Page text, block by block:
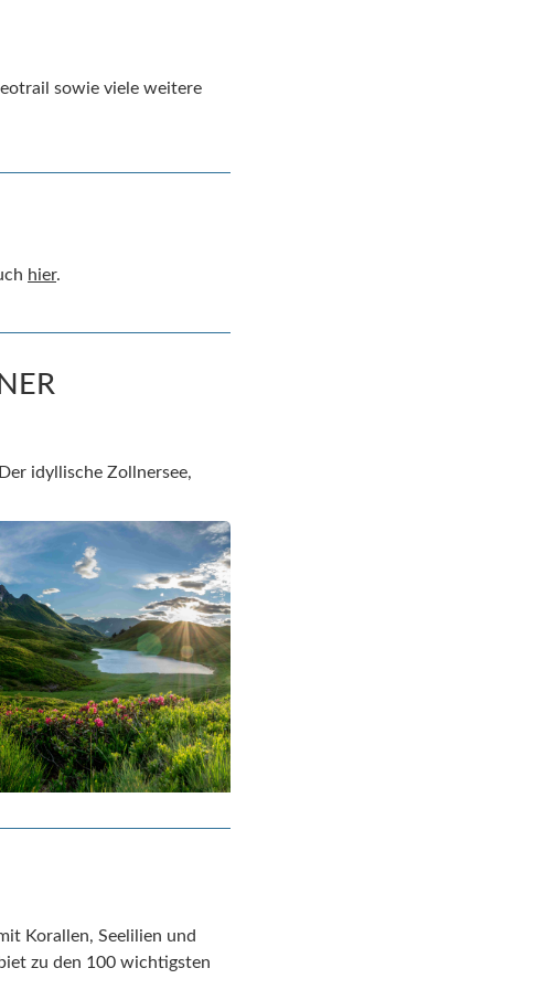
sowie viele weitere
hier.
idyllische Zollnersee,
Korallen, Seelilien und
zu den 100 wichtigsten